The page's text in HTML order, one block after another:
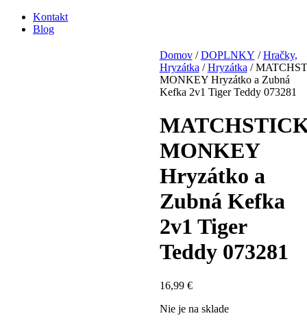
Kontakt
Blog
Domov/DOPLNKY /Hračky,
Hryzátka /Hryzátka /
MONKEY Hryzátko a Zubná
Kefka 2v1 Tiger Teddy 073281
MONKEY
Hryzátko a
Zubná Kefka
2v1 Tiger
Teddy 073281
16,99 €
Nie je na sklade